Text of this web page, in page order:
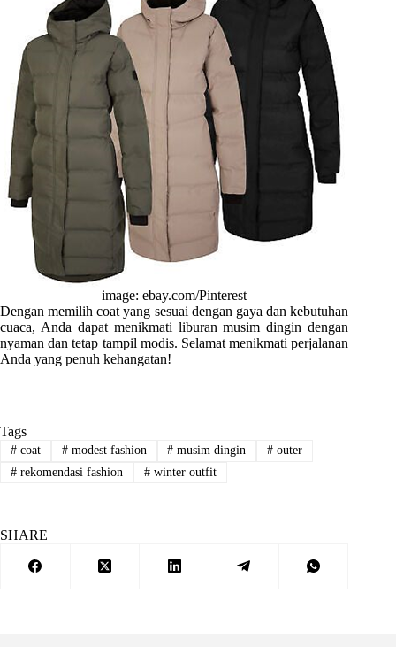
image: ebay.com/Pinterest
Dengan memilih coat yang sesuai dengan gaya dan kebutuhan
cuaca, Anda dapat menikmati liburan musim dingin dengan
nyaman dan tetap tampil modis. Selamat menikmati perjalanan
Anda yang penuh kehangatan!
Tags
#coat #modest fashion # musim dingin # outer
#rekomendasi fashion #winter outfit
SHARE